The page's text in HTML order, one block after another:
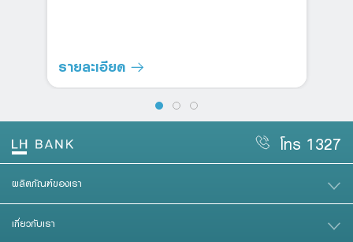
รายละเอียด
โทร 1327
ผลิตภัณฑ์ของเรา
เกี่ยวกับเรา